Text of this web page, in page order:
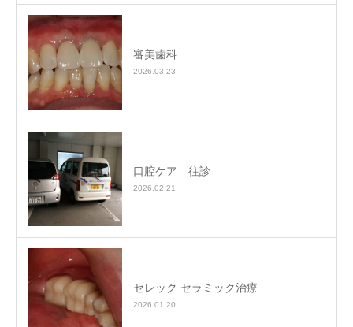
審美歯科
2026.03.23
口腔ケア 往診
2026.02.21
セレック セラミック治療
2026.01.20